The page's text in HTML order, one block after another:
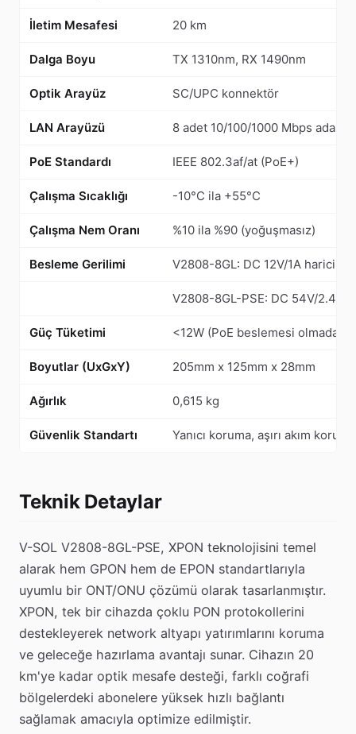
İletim Mesafesi 20 km
Dalga Boyu TX 1310nm, RX 1490nm
Optik Arayüz SC/UPC konnektör
LAN Arayüzü 8 adet 10/100/1000 Mbps
PoE Standardı IEEE 802.3af/at (PoE+)
Çalışma Sıcaklığı -10°C ila +55°C
Çalışma Nem Oranı %10 ila %90 (yoğuşmasız)
Besleme Gerilimi V2808-8GL: DC 12V/1A harici
V2808-8GL-PSE: DC 54V/2.4A
Güç Tüketimi <12W (PoE beslemesi
Boyutlar (UxGxY) 205mm x 125mm x 28mm
Ağırlık 0,615 kg
Güvenlik Standartı Yanıcı koruma, aşırı akım
Teknik Detaylar
V-SOL V2808-8GL-PSE, XPON teknolojisini temel
alarak hem GPON hem de EPON standartlarıyla
uyumlu bir ONT/ONU çözümü olarak tasarlanmıştır.
XPON, tek bir cihazda çoklu PON protokollerini
destekleyerek network altyapı yatırımlarını koruma
ve geleceğe hazırlama avantajı sunar. Cihazın 20
km'ye kadar optik mesafe desteği, farklı coğrafi
bölgelerdeki abonelere yüksek hızlı bağlantı
sağlamak amacıyla optimize edilmiştir.